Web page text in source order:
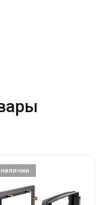
наличии